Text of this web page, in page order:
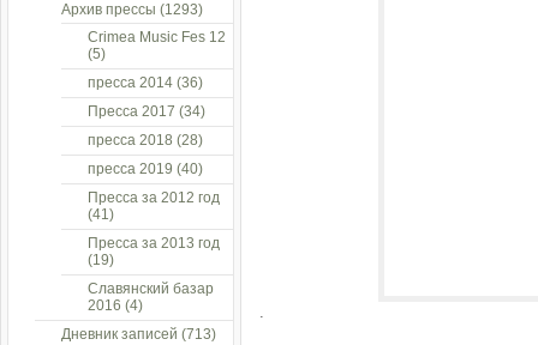
.
Архив прессы (1293)
Crimea Music Fes 12
(5)
пресса 2014 (36)
Пресса 2017 (34)
пресса 2018 (28)
пресса 2019 (40)
Пресса за 2012 год
(41)
Пресса за 2013 год
(19)
Славянский базар
2016 (4)
Дневник записей (713)